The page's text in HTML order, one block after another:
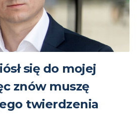
się do mojej
znów muszę
twierdzenia